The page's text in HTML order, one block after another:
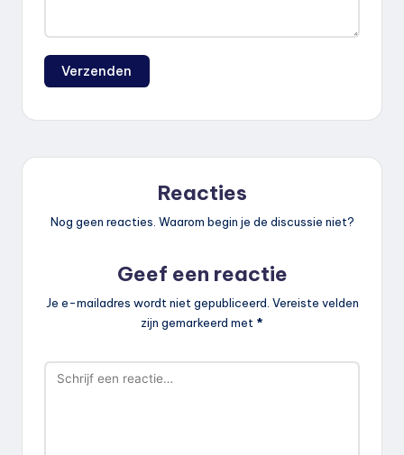
Reacties
Nog geen reacties. Waarom begin je de discussie niet?
Geef een reactie
Je e-mailadres wordt niet gepubliceerd. Vereiste velden
zijn gemarkeerd met *